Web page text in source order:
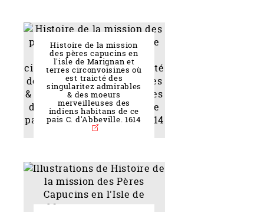
Histoire de la mission
des pères capucins en
l'isle de Marignan et
terres circonvoisines où
est traicté des
singularitez admirables
& des moeurs
merveilleuses des
indiens habitans de ce
pais C. d'Abbeville. 1614